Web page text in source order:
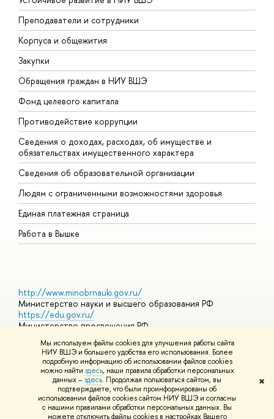
Мы используем файлы cookies для улучшения работы сайта
НИУ ВШЭ и большего удобства его использования. Более
подробную информацию об использовании файлов cookies
можно найти здесь, наши правила обработки персональных
данных –здесь. Продолжая пользоваться сайтом, вы
подтверждаете, что были проинформированы об
использовании файлов cookies сайтом НИУ ВШЭ и согласны
с нашими правилами обработки персональных данных. Вы
можете отключить файлы cookies в настройках Вашего
✖
Преподаватели и сотрудники
Корпуса и общежития
Закупки
Обращения граждан в НИУ ВШЭ
Фонд целевого капитала
Противодействие коррупции
Сведения о доходах, расходах, об имуществе и
обязательствах имущественного характера
Сведения об образовательной организации
Людям с ограниченными возможностями здоровья
Единая платежная страница
Работа в Вышке
http://www.minobrnauki.gov.ru/
Министерство науки и высшего образования РФ
https://edu.gov.ru/
Министерство просвещения РФ
https://elearning.hse.ru/mooc
Массовые открытые онлайн-курсы
© НИУ ВШЭ 1993–2026 Адреса и контактыУсловия
использования материалов Политика конфиденциальности
Шрифты HSE Sans и HSE Slab разработаны вШколе дизайна НИУ